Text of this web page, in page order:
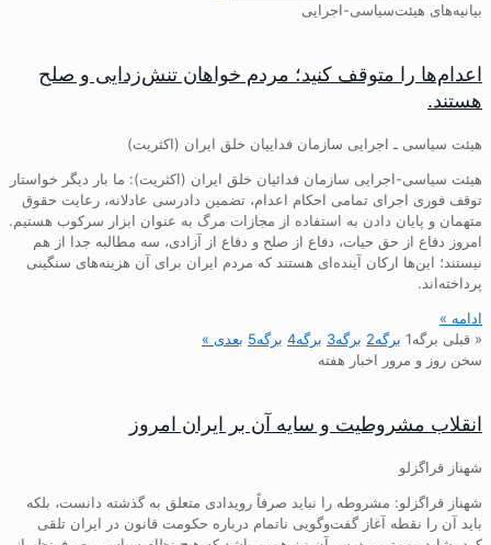
بیانیه‌های هیئت‌سیاسی-اجرایی
اعدام‌ها را متوقف کنید؛ مردم خواهان تنش‌زدایی و صلح
هستند.
هیئت سیاسی ـ اجرایی سازمان فداییان خلق ایران (اکثریت)
هیئت سیاسی-اجرایی سازمان فدائیان خلق ایران (اکثریت): ما بار دیگر خواستار
توقف فوری اجرای تمامی احکام اعدام، تضمین دادرسی عادلانه، رعایت حقوق
متهمان و پایان دادن به استفاده از مجازات مرگ به عنوان ابزار سرکوب هستیم.
امروز دفاع از حق حیات، دفاع از صلح و دفاع از آزادی، سه مطالبه جدا از هم
نیستند؛ این‌ها ارکان آینده‌ای هستند که مردم ایران برای آن هزینه‌های سنگینی
پرداخته‌اند.
ادامه »
« قبلی برگه1 برگه2 برگه3 برگه4 برگه5 بعدی »
سخن روز و مرور اخبار هفته
انقلاب مشروطیت و سایه آن بر ایران امروز
شهناز قراگزلو
شهناز قراگزلو: مشروطه را نباید صرفاً رویدادی متعلق به گذشته دانست، بلکه
باید آن را نقطه آغاز گفت‌وگویی ناتمام درباره حکومت قانون در ایران تلقی